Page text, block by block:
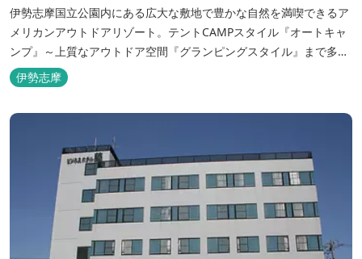
伊勢志摩国立公園内にある広大な敷地で豊かな自然を満喫できるア
メリカンアウトドアリゾート。テントCAMPスタイル『オートキャ
ンプ』～上質なアウトドア空間『グランピングスタイル』まで多彩
な宿泊スタイルを体験できます。 場内ではキッズイベント＆アクテ
ィビティーが人気！365日開催のアメリカンカルチャーを取り入れ
伊勢志摩